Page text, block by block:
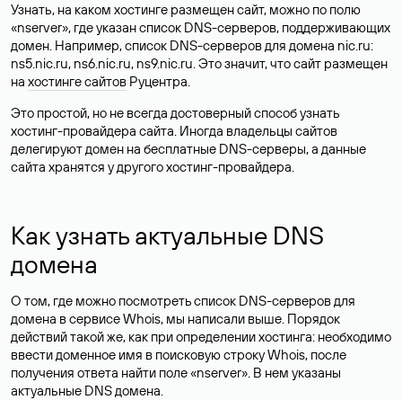
Узнать, на каком хостинге размещен сайт, можно по полю
«nserver», где указан список DNS-серверов, поддерживающих
домен. Например, список DNS-серверов для домена nic.ru:
ns5.nic.ru, ns6.nic.ru, ns9.nic.ru. Это значит, что сайт размещен
на хостинге сайтов Руцентра.
Это простой, но не всегда достоверный способ узнать
хостинг-провайдера сайта. Иногда владельцы сайтов
делегируют домен на бесплатные DNS-серверы, а данные
сайта хранятся у другого хостинг-провайдера.
Как узнать актуальные DNS
домена
О том, где можно посмотреть список DNS-серверов для
домена в сервисе Whois, мы написали выше. Порядок
действий такой же, как при определении хостинга: необходимо
ввести доменное имя в поисковую строку Whois, после
получения ответа найти поле «nserver». В нем указаны
актуальные DNS домена.